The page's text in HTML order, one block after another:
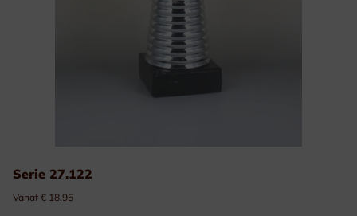
Serie 27.122
Vanaf € 18.95